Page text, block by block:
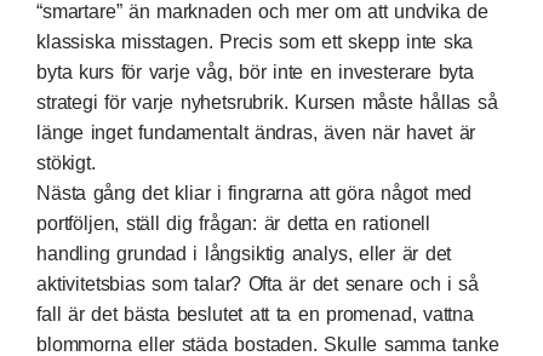
“smartare” än marknaden och mer om att undvika de
klassiska misstagen. Precis som ett skepp inte ska
byta kurs för varje våg, bör inte en investerare byta
strategi för varje nyhetsrubrik. Kursen måste hållas så
länge inget fundamentalt ändras, även när havet är
stökigt.
Nästa gång det kliar i fingrarna att göra något med
portföljen, ställ dig frågan: är detta en rationell
handling grundad i långsiktig analys, eller är det
aktivitetsbias som talar? Ofta är det senare och i så
fall är det bästa beslutet att ta en promenad, vattna
blommorna eller städa bostaden. Skulle samma tanke